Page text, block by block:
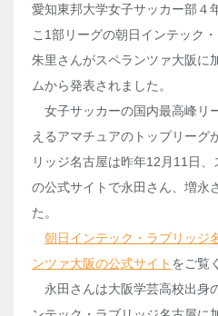
愛知東邦大学女子サッカー部４
こ1部リーグの朝日インテック
朱里さんがスペランツァ大阪に
ムから発表されました。
女子サッカーの国内最高峰リ
えるアマチュアのトップリーグ
リッジ名古屋は昨年12月11日
の公式サイトで永田さん、増永
た。
朝日インテック・ラブリッジ
ンツァ大阪の公式サイト をご覧
永田さんは大阪学芸高校出身